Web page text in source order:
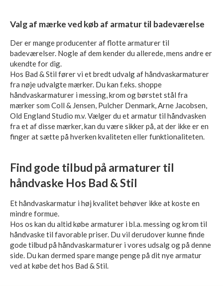
Valg af mærke ved køb af armatur til badeværelse
Der er mange producenter af flotte armaturer til
badeværelser. Nogle af dem kender du allerede, mens andre er
ukendte for dig.
Hos Bad & Stil fører vi et bredt udvalg af håndvaskarmaturer
fra nøje udvalgte mærker. Du kan f.eks. shoppe
håndvaskarmaturer i messing, krom og børstet stål fra
mærker som Coll & Jensen, Pulcher Denmark, Arne Jacobsen,
Old England Studio m.v. Vælger du et armatur til håndvasken
fra et af disse mærker, kan du være sikker på, at der ikke er en
finger at sætte på hverken kvaliteten eller funktionaliteten.
Find gode tilbud på armaturer til
håndvaske Hos Bad & Stil
Et håndvaskarmatur i høj kvalitet behøver ikke at koste en
mindre formue.
Hos os kan du altid købe armaturer i bl.a. messing og krom til
håndvaske til favorable priser. Du vil derudover kunne finde
gode tilbud på håndvaskarmaturer i vores udsalg og på denne
side. Du kan dermed spare mange penge på dit nye armatur
ved at købe det hos Bad & Stil.